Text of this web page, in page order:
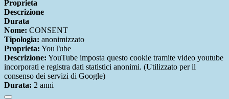
Proprieta
Descrizione
Durata
Nome: CONSENT
Tipologia: anonimizzato
Proprieta: YouTube
Descrizione: YouTube imposta questo cookie tramite video youtube
incorporati e registra dati statistici anonimi. (Utilizzato per il
consenso dei servizi di Google)
Durata: 2 anni